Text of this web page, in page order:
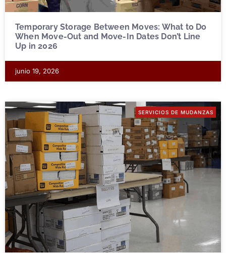
Temporary Storage Between Moves: What to Do
When Move-Out and Move-In Dates Don’t Line
Up in 2026
junio 19, 2026
SERVICIOS DE MUDANZAS